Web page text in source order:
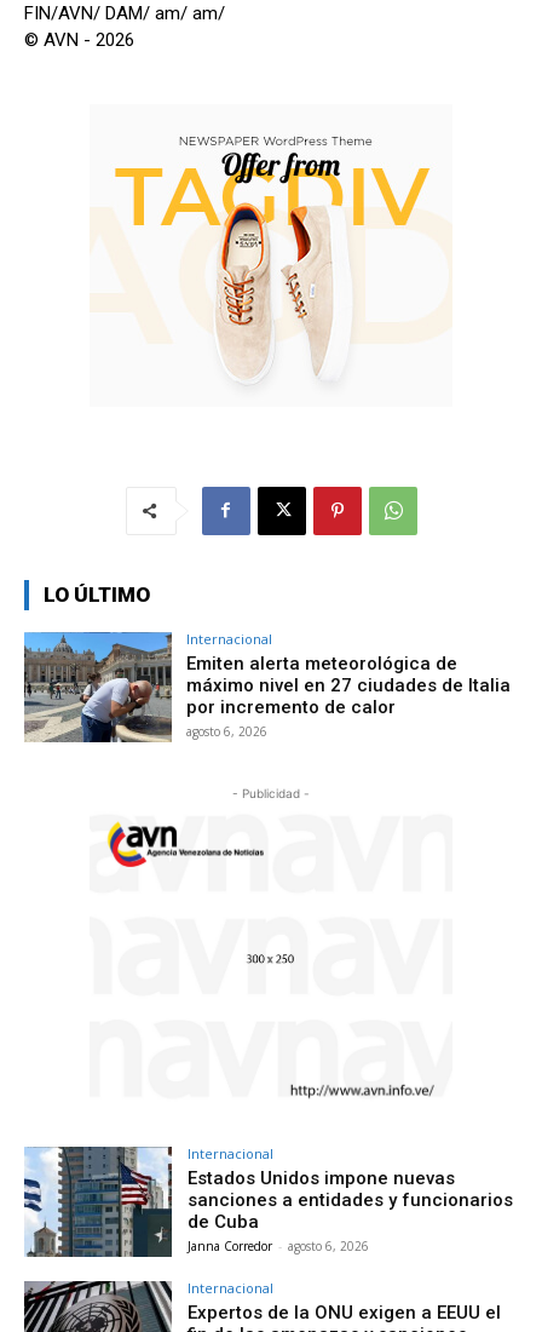
FIN/AVN/ DAM/ am/ am/
© AVN - 2026
LO ÚLTIMO
Internacional
Emiten alerta meteorológica de
máximo nivel en 27 ciudades de Italia
por incremento de calor
agosto 6, 2026
- Publicidad -
Internacional
Estados Unidos impone nuevas
sanciones a entidades y funcionarios
de Cuba
Janna Corredor - agosto 6, 2026
Internacional
Expertos de la ONU exigen a EEUU el